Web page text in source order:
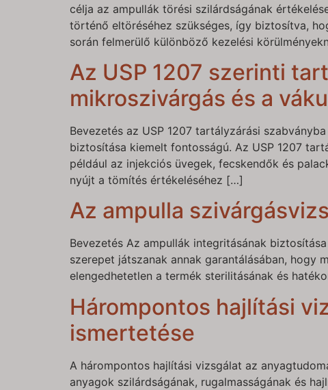
célja az ampullák törési szilárdságának
történő eltöréséhez szükséges, így biztosítva,
során felmerülő különböző kezelési
Az USP 1207 szerinti
mikroszivárgás és a
Bevezetés az USP 1207 tartályzárási
biztosítása kiemelt fontosságú. Az USP 1207
például az injekciós üvegek, fecskendők és
nyújt a tömítés értékeléséhez […]
Az ampulla
Bevezetés Az ampullák integritásának
szerepet játszanak annak garantálásában, hogy
elengedhetetlen a termék sterilitásának és
Hárompontos hajlítási
ismertetése
A hárompontos hajlítási vizsgálat az
anyagok szilárdságának, rugalmasságának és